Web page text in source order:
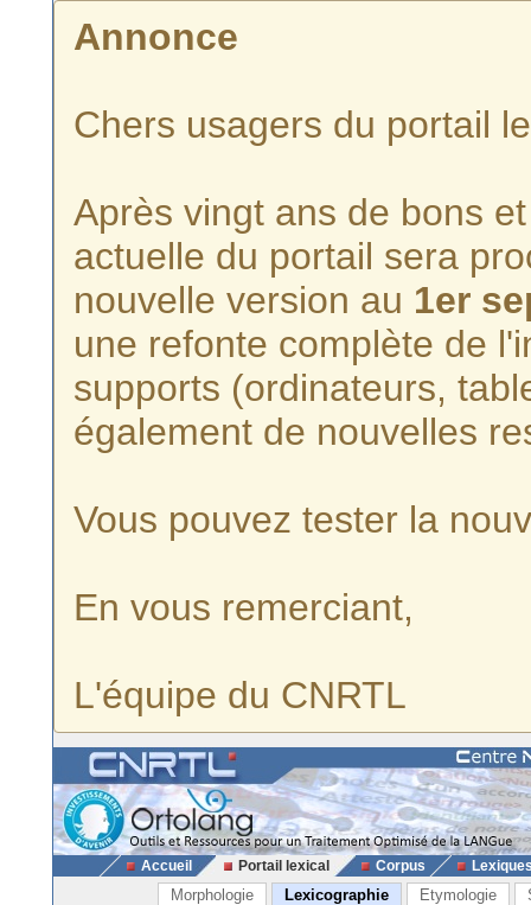
Annonce
Chers usagers du portail
Après vingt ans de bons
actuelle du portail sera
nouvelle version au 1er
une refonte complète de
supports (ordinateurs,
également de nouvelles
Vous pouvez tester la
En vous remerciant,
L'équipe du CNRTL
Accueil Portail lexical Corpus
Morphologie Lexicographie Etymologie